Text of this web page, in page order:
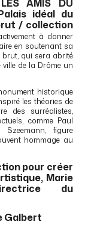
LES AMIS DU
idéal du
/ collection
à donner
en soutenant sa
brut, qui sera abrité
de la Drôme un
historique
les théories de
des surréalistes,
comme Paul
figure
hommage au
pour créer
Marie
du
Galbert